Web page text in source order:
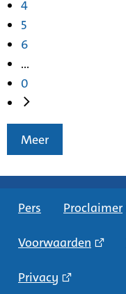
4
5
6
...
0
Meer
Pers Proclaimer
Voorwaarden
Privacy